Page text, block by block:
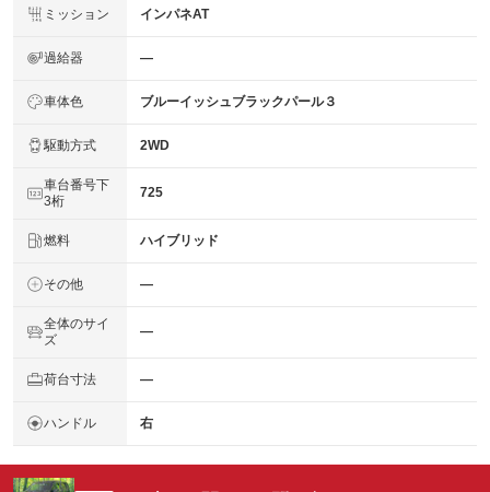
ミッション インパネAT
過給器 ―
車体色 ブルーイッシュブラックパール３
駆動方式 2WD
車台番号下
3桁
725
燃料 ハイブリッド
その他 ―
全体のサイ
ズ
―
荷台寸法 ―
ハンドル 右